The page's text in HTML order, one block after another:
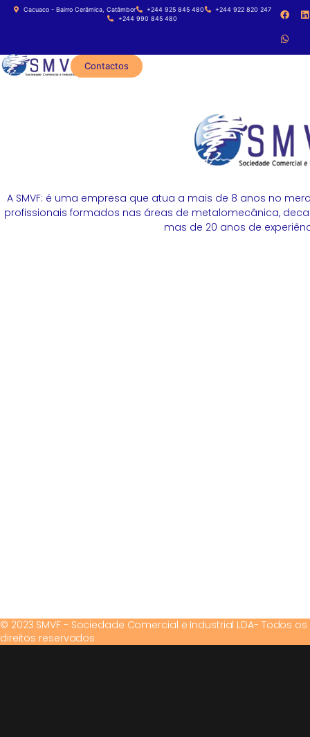
Cacuaco - Bairro Cerâmica, Catâmbor +244 925 845 480
+244 922 820 247
+244 990 845 480
Contactos
A SMVF: é uma empresa que atua a mais de 8 anos no
profissionais formados nas áreas de metalomecânica,
mas de 20 anos de
© 2023 SMVF - Sociedade Comercial e Industrial LDA- Todos os
direitos reservados